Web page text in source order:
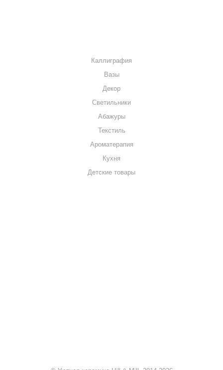
Каллиграфия
Вазы
Декор
Светильники
Абажуры
Текстиль
Ароматерапия
Кухня
Детские товары